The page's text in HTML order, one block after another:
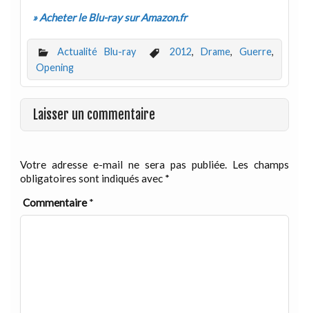
» Acheter le Blu-ray sur Amazon.fr
Actualité Blu-ray 2012, Drame, Guerre,
Opening
Laisser un commentaire
Votre adresse e-mail ne sera pas publiée. Les champs
obligatoires sont indiqués avec *
Commentaire*